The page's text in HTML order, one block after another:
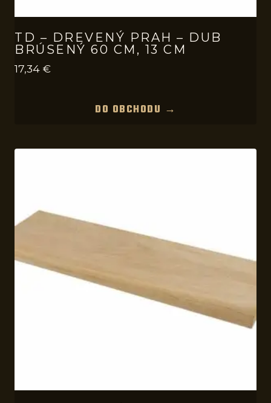
TD – DREVENÝ PRAH – DUB
BRÚSENÝ 60 CM, 13 CM
17,34 €
DO OBCHODU →